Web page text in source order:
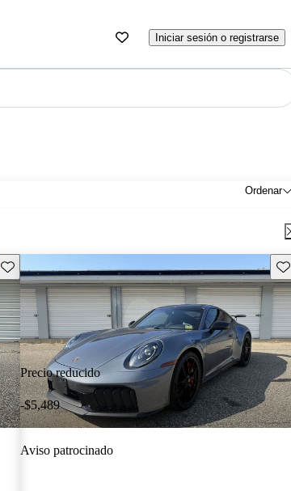
Iniciar sesión o registrarse
Ordenar
Guarda este Aviso
Precio reducido
-$5,489
Aviso patrocinado